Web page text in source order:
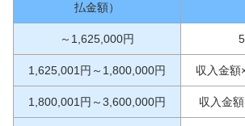
払金額）
～1,625,000円
1,625,001円～1,800,000円 収入金額
1,800,001円～3,600,000円 収入金